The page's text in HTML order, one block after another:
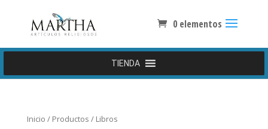
0 elementos
TIENDA
Inicio / Productos / Libros